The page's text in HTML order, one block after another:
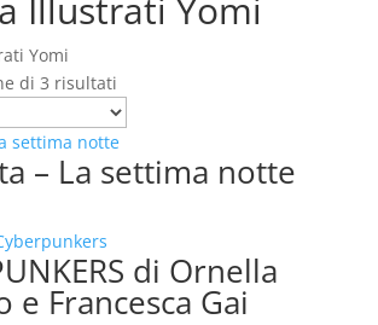
Illustrati Yomi
Yomi
di 3 risultatiPopolarità
– La settima notte
di Ornella
e Francesca Gai